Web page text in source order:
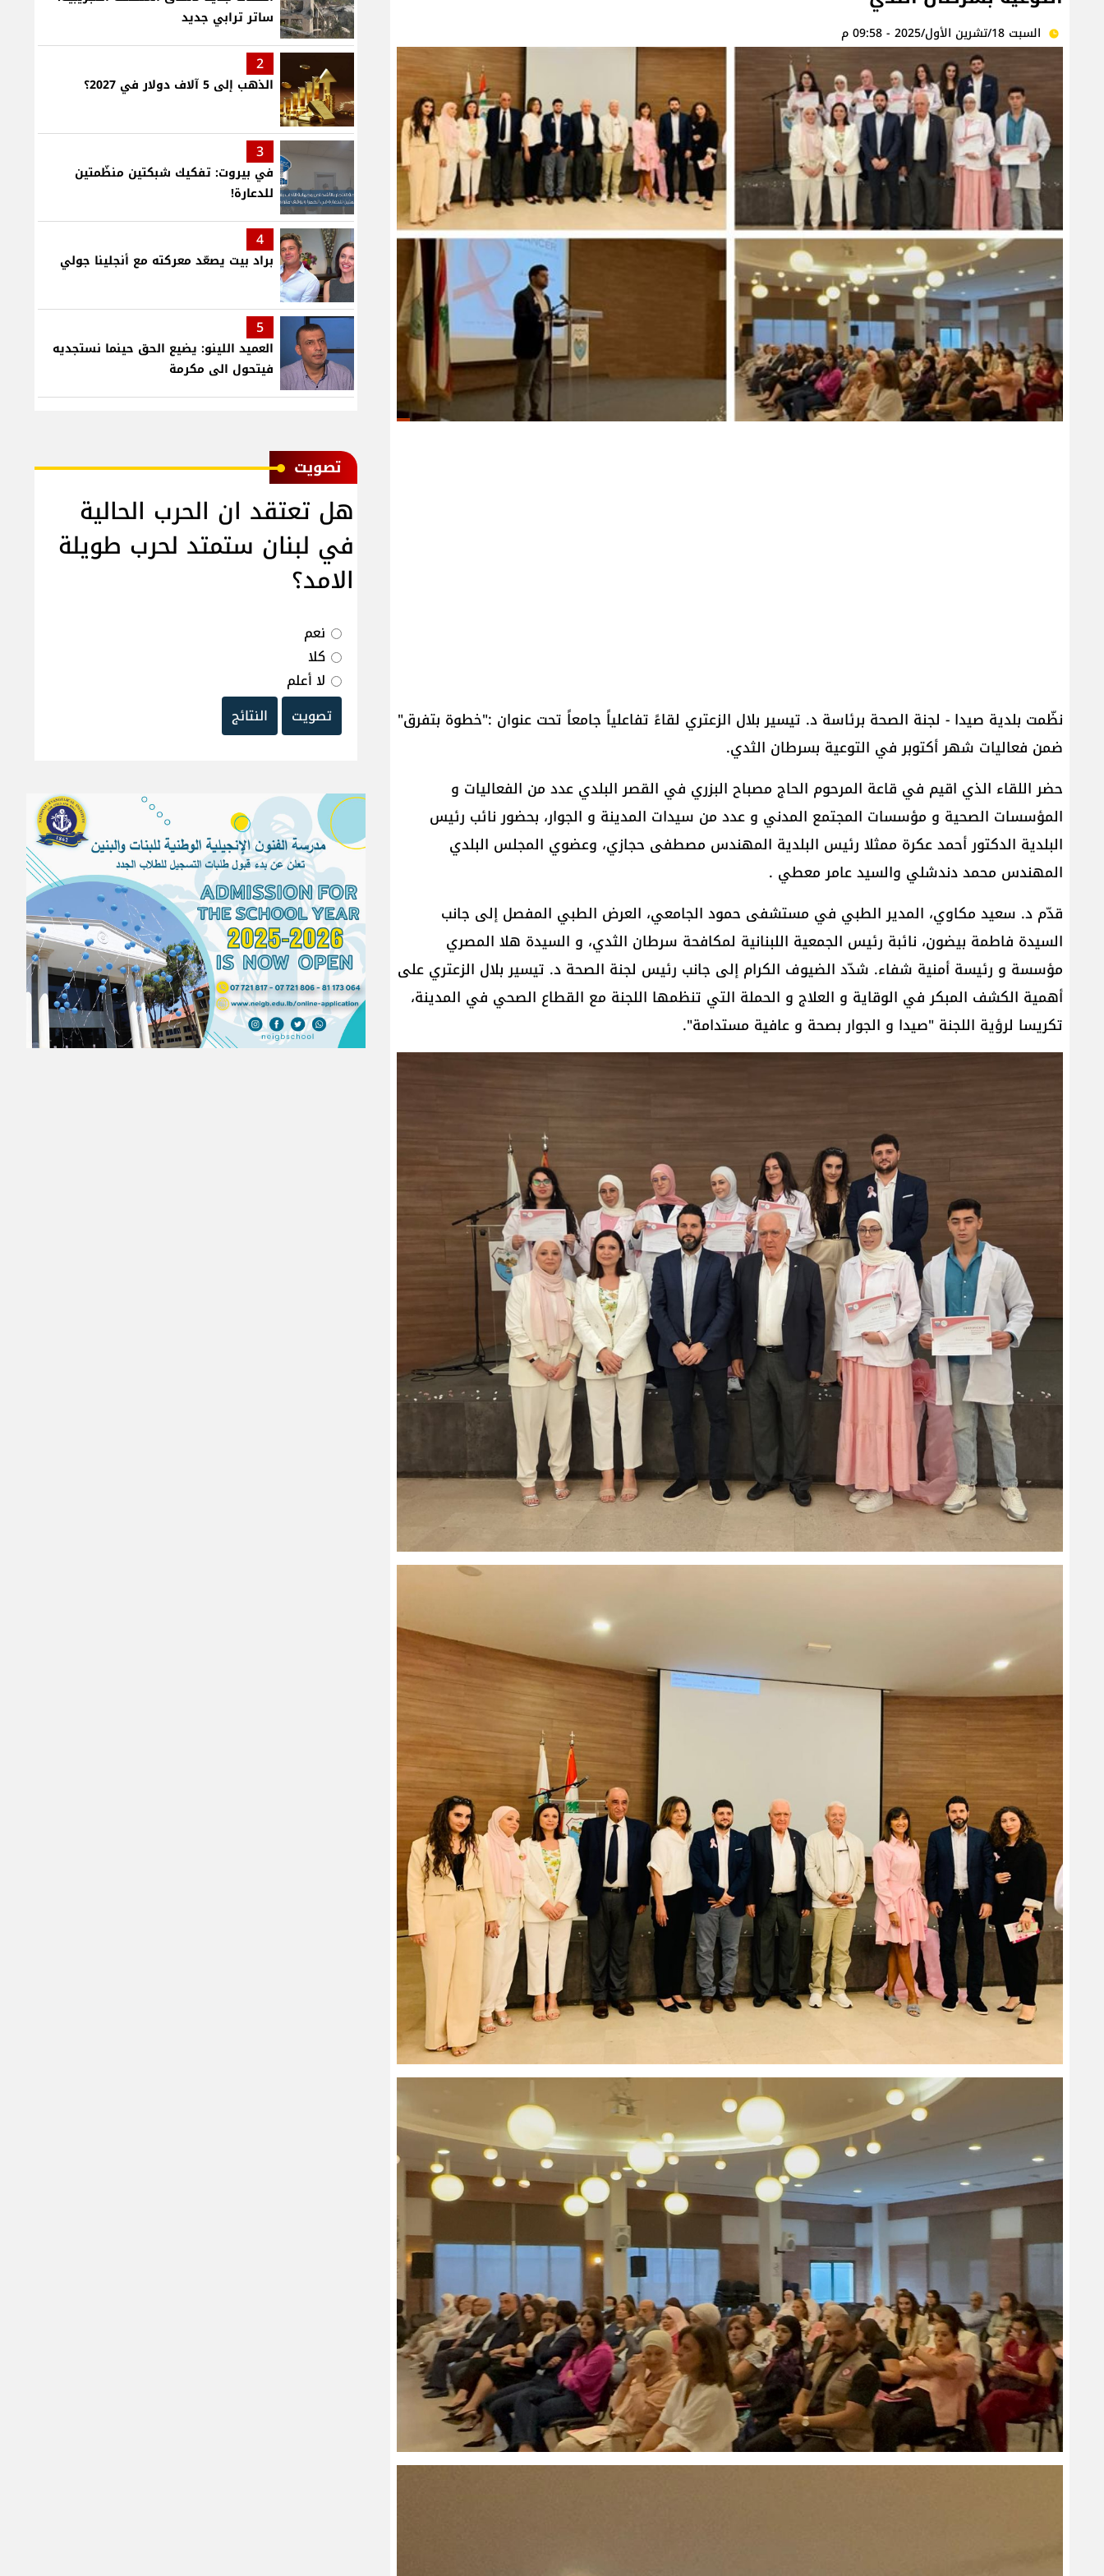
السبت 18/تشرين الأول/2025 - 09:58 م
نظّمت بلدية صيدا - لجنة الصحة برئاسة د. تيسير بلال الزعتري لقاءً تفاعلياً جامعاً تحت عنوان :"خطوة بتفرق"
ضمن فعاليات شهر أكتوبر في التوعية بسرطان الثدي.
حضر اللقاء الذي اقيم في قاعة المرحوم الحاج مصباح البزري في القصر البلدي عدد من الفعاليات و
المؤسسات الصحية و مؤسسات المجتمع المدني و عدد من سيدات المدينة و الجوار، بحضور نائب رئيس
البلدية الدكتور أحمد عكرة ممثلا رئيس البلدية المهندس مصطفى حجازي، وعضوي المجلس البلدي
المهندس محمد دندشلي والسيد عامر معطي .
قدّم د. سعيد مكاوي، المدير الطبي في مستشفى حمود الجامعي، العرض الطبي المفصل إلى جانب
السيدة فاطمة بيضون، نائبة رئيس الجمعية اللبنانية لمكافحة سرطان الثدي، و السيدة هلا المصري
مؤسسة و رئيسة أمنية شفاء. شدّد الضيوف الكرام إلى جانب رئيس لجنة الصحة د. تيسير بلال الزعتري على
أهمية الكشف المبكر في الوقاية و العلاج و الحملة التي تنظمها اللجنة مع القطاع الصحي في المدينة،
تكريسا لرؤية اللجنة "صيدا و الجوار بصحة و عافية مستدامة".
ساتر ترابي جديد
2
الذهب إلى 5 آلاف دولار في 2027؟
3
في بيروت: تفكيك شبكتين منظّمتين
للدعارة!
4
براد بيت يصعّد معركته مع أنجلينا جولي
5
العميد اللينو: يضيع الحق حينما نستجديه
فيتحول الى مكرمة
ﺗﺼﻮﻳﺖ
هل تعتقد ان الحرب الحالية
في لبنان ستمتد لحرب طويلة
الامد؟
نعم
كلا
لا أعلم
تصويت
النتائج